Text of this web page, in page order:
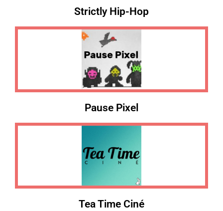
Strictly Hip-Hop
Pause Pixel
Tea Time Ciné